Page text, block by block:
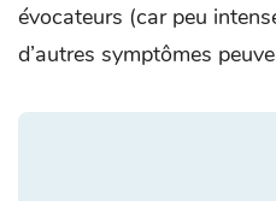
évocateurs (car peu
d’autres symptômes